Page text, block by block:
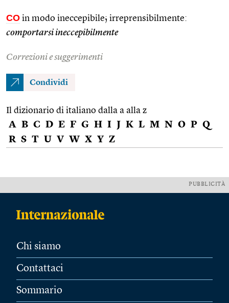
CO in modo ineccepibile; irreprensibilmente:
comportarsi ineccepibilmente
Correzioni e suggerimenti
Condividi
Il dizionario di italiano dalla a alla z
A B C D E F G H I J K L M N O P Q
R S T U V W X Y Z
PUBBLICITÀ
Chi siamo
Contattaci
Sommario